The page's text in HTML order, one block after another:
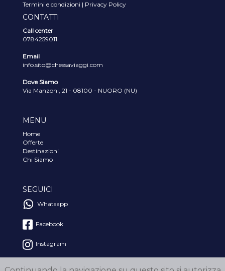
Termini e condizioni | Privacy Policy
CONTATTI
Call center
0784259011
Email
info.sito@chessaviaggi.com
Dove Siamo
Via Manzoni, 21 - 08100 - NUORO (NU)
MENU
Home
Offerte
Destinazioni
Chi Siamo
SEGUICI
Whatsapp
Facebook
Instagram